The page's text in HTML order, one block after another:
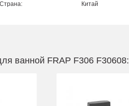
Страна: Китай
ванной FRAP F306 F30608: